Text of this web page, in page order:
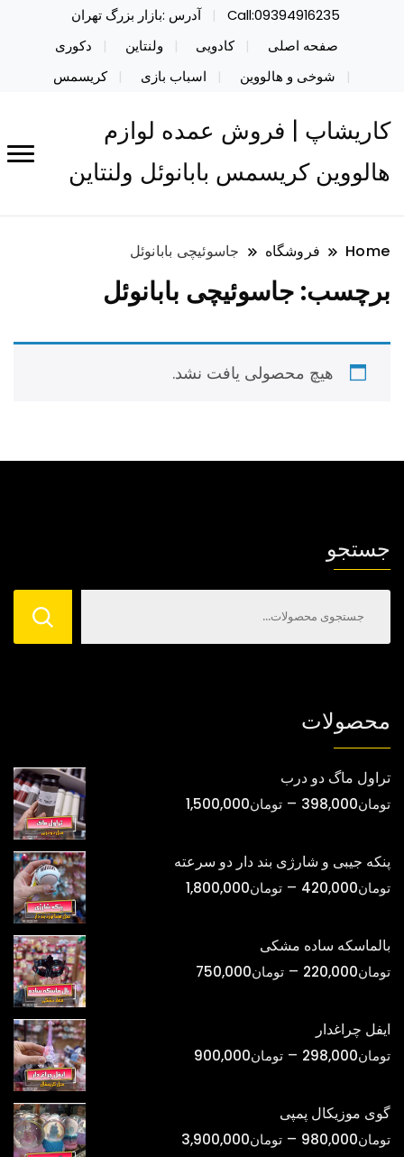
Call:09394916235
آدرس :بازار بزرگ تهران
صفحه اصلی
کادویی ولنتاین
دکوری
شوخی و هالووین
اسباب بازی کریسمس
کاریشاپ | فروش عمده لوازم
هالووین کریسمس بابانوئل ولنتاین
Home فروشگاه جاسوئیچی بابانوئل
برچسب: جاسوئیچی بابانوئل
هیچ محصولی یافت نشد.
جستجو
محصولات
تراول ماگ دو درب
تومان398,000
– تومان1,500,000محدوده
پنکه جیبی و شارژی بند دار دو سرعته
تومان420,000
– تومان1,800,000محدوده
تومان420,000
بالماسکه ساده مشکی
تومان220,000
– تومان750,000
تومان750,000
ایفل چراغدار
تومان298,000
– تومان900,000
تومان900,000
گوی موزیکال پمپی
تومان980,000
– تومان3,900,000